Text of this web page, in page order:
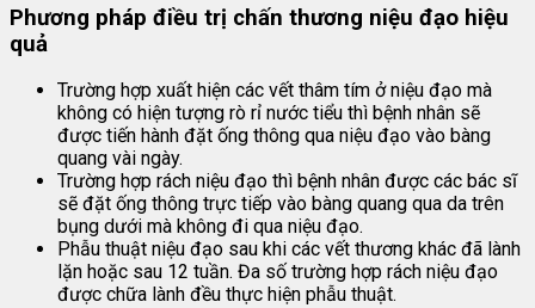
Phương pháp điều trị chấn thương niệu đạo hiệu
quả
Trường hợp xuất hiện các vết thâm tím ở niệu đạo mà
không có hiện tượng rò rỉ nước tiểu thì bệnh nhân sẽ
được tiến hành đặt ống thông qua niệu đạo vào bàng
quang vài ngày.
Trường hợp rách niệu đạo thì bệnh nhân được các bác sĩ
sẽ đặt ống thông trực tiếp vào bàng quang qua da trên
bụng dưới mà không đi qua niệu đạo.
Phẫu thuật niệu đạo sau khi các vết thương khác đã lành
lặn hoặc sau 12 tuần. Đa số trường hợp rách niệu đạo
được chữa lành đều thực hiện phẫu thuật.